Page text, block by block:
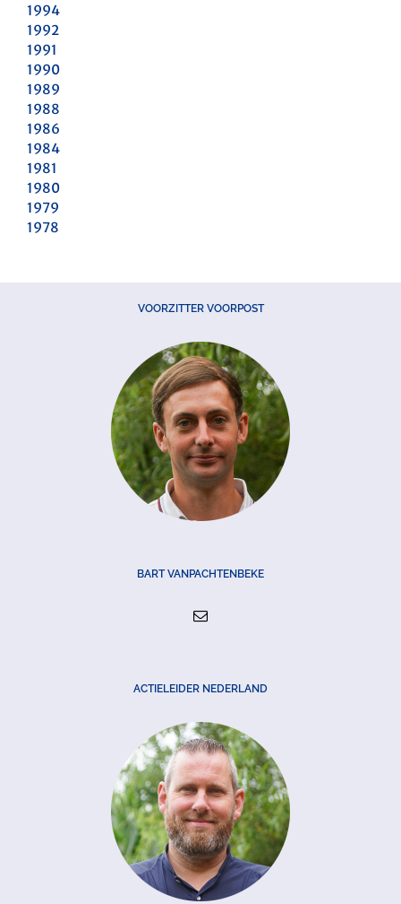
1994
1992
1991
1990
1989
1988
1986
1984
1981
1980
1979
1978
VOORZITTER VOORPOST
BART VANPACHTENBEKE
ACTIELEIDER NEDERLAND